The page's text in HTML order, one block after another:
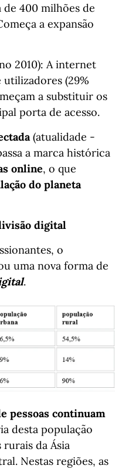
400 milhões de
a expansão
2010): A internet
utilizadores (29%
a substituir os
porta de acesso.
(atualidade -
a marca histórica
online, o que
do planeta
digital
o
uma nova forma de
.
pessoas continuam
desta população
da Ásia
Nestas regiões, as